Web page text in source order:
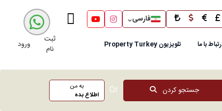
فارسی
با ما تلویزیون Property Turkey
ثبت
نام
ورود
جستجو کردن Or
به من
اطلاع بده